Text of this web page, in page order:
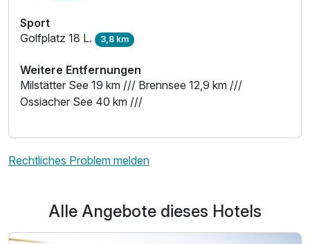
Für 5 Tage
Sport
Golfplatz 18 L. 3,8 km
Weitere Entfernungen
Milstätter See 19 km /// Brennsee 12,9 km ///
Ossiacher See 40 km ///
Rechtliches Problem melden
Alle Angebote dieses Hotels